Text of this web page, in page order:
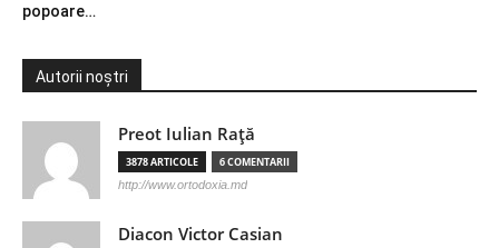
popoare…
Autorii noștri
Preot Iulian Raţă
3878 ARTICOLE 6 COMENTARII
http://www.ortodoxia.md
Diacon Victor Casian